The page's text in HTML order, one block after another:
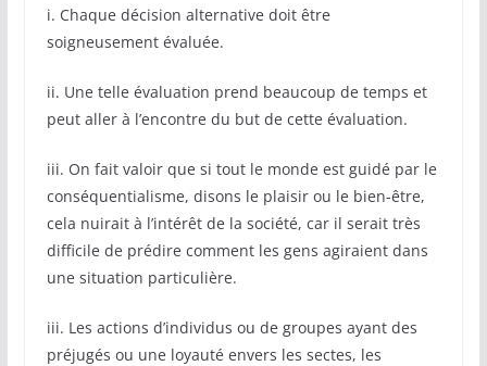
i. Chaque décision alternative doit être
soigneusement évaluée.
ii. Une telle évaluation prend beaucoup de temps et
peut aller à l’encontre du but de cette évaluation.
iii. On fait valoir que si tout le monde est guidé par le
conséquentialisme, disons le plaisir ou le bien-être,
cela nuirait à l’intérêt de la société, car il serait très
difficile de prédire comment les gens agiraient dans
une situation particulière.
iii. Les actions d’individus ou de groupes ayant des
préjugés ou une loyauté envers les sectes, les